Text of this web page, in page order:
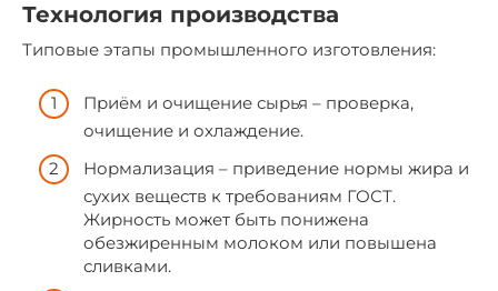
Технология производства
Типовые этапы промышленного изготовления:
Приём и очищение сырья – проверка,
очищение и охлаждение.
Нормализация – приведение нормы жира и
сухих веществ к требованиям ГОСТ.
Жирность может быть понижена
обезжиренным молоком или повышена
сливками.